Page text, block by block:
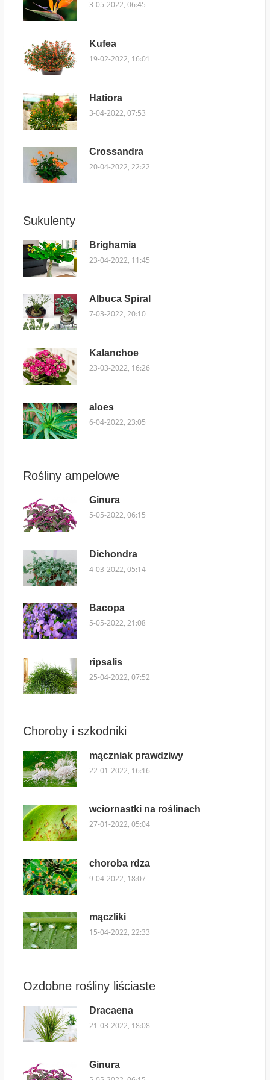
3-05-2022, 06:45
Kufea
19-02-2022, 16:01
Hatiora
3-04-2022, 07:53
Crossandra
20-04-2022, 22:22
Sukulenty
Brighamia
23-04-2022, 11:45
Albuca Spiral
7-03-2022, 20:10
Kalanchoe
23-03-2022, 16:26
aloes
6-04-2022, 23:05
Rośliny ampelowe
Ginura
5-05-2022, 06:15
Dichondra
4-03-2022, 05:14
Bacopa
5-05-2022, 21:08
ripsalis
25-04-2022, 07:52
Choroby i szkodniki
mączniak prawdziwy
22-01-2022, 16:16
wciornastki na roślinach
27-01-2022, 05:04
choroba rdza
9-04-2022, 18:07
mączliki
15-04-2022, 22:33
Ozdobne rośliny liściaste
Dracaena
21-03-2022, 18:08
Ginura